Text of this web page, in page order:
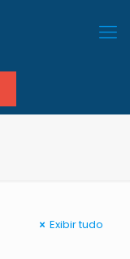
Exibir tudo